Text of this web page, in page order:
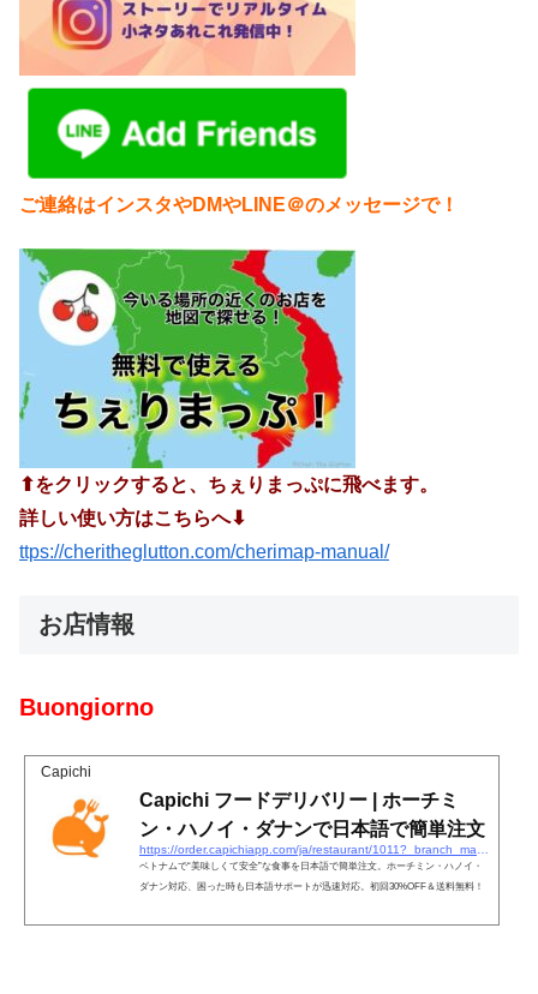
ご連絡はインスタやDMやLINE＠のメッセージで！
⬆︎をクリックすると、ちぇりまっぷに飛べます。
詳しい使い方はこちらへ⬇︎
ttps://cheritheglutton.com/cherimap-manual/
お店情報
Buongiorno
Capichi
Capichi フードデリバリー | ホーチミ
ン・ハノイ・ダナンで日本語で簡単注文
ベトナムで“美味しくて安全”な食事を日本語で簡単注文。ホーチミン・ハノイ・
ダナン対応、困った時も日本語サポートが迅速対応。初回30%OFF＆送料無料！